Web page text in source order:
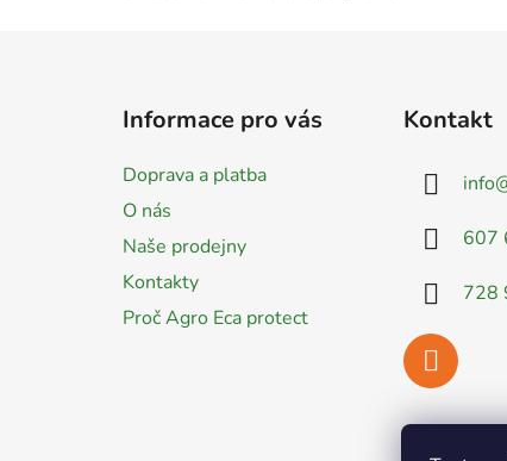
Informace pro vás
Doprava a platba
O nás
Naše prodejny
Kontakty
Proč Agro Eca protect
Kontakt
info
607
728